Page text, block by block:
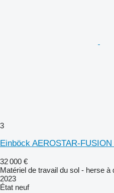
3
Einböck AEROSTAR-FUSION
32 000 €
Matériel de travail du sol - herse à
2023
État neuf